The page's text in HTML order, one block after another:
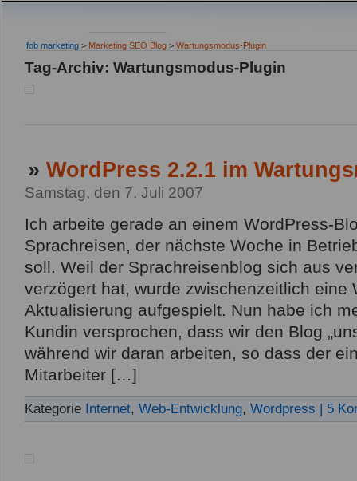
fob marketing > Marketing SEO Blog > Wartungsmodus-Plugin
Tag-Archiv: Wartungsmodus-Plugin
» WordPress 2.2.1 im
Samstag, den 7. Juli 2007
Ich arbeite gerade an einem WordPress-
Sprachreisen, der nächste Woche in
soll. Weil der Sprachreisenblog sich aus
verzögert hat, wurde zwischenzeitlich eine
Aktualisierung aufgespielt. Nun habe ich
Kundin versprochen, dass wir den Blog
während wir daran arbeiten, so dass der
Mitarbeiter […]
Kategorie Internet, Web-Entwicklung, Wordpress | 5